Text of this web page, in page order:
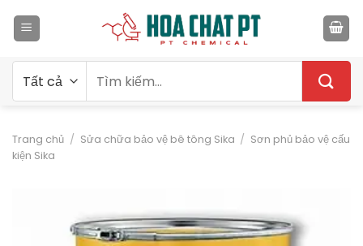
qua
kiếm:
Trang chủ / Sửa chữa bảo vệ bê tông Sika / Sơn phủ bảo vệ cấu
kiện Sika